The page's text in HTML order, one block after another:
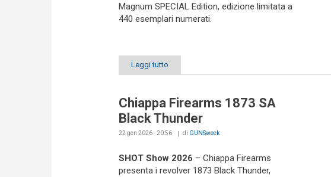
Magnum SPECIAL Edition, edizione limitata a
440 esemplari numerati.
Leggi tutto
Chiappa Firearms 1873 SA
Black Thunder
22 gen 2026 - 20:56 di GUNSweek
SHOT Show 2026 – Chiappa Firearms
presenta i revolver 1873 Black Thunder,